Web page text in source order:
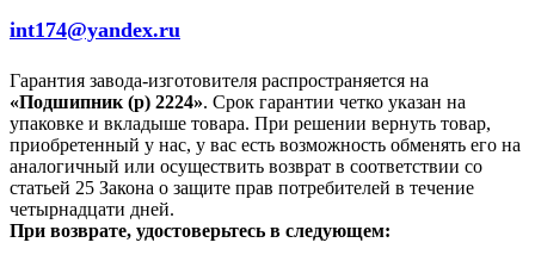
int174@yandex.ru
Гарантия завода-изготовителя распространяется на
«Подшипник (р) 2224». Срок гарантии четко указан на
упаковке и вкладыше товара. При решении вернуть товар,
приобретенный у нас, у вас есть возможность обменять его на
аналогичный или осуществить возврат в соответствии со
статьей 25 Закона о защите прав потребителей в течение
четырнадцати дней.
При возврате, удостоверьтесь в следующем: